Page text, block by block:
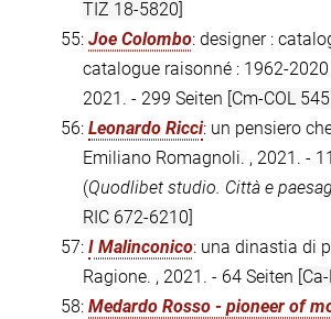
TIZ 18-5820]
55: Joe Colombo: designer :
catalogue raisonné : 1962-
2021. - 299 Seiten [Cm-COL
56: Leonardo Ricci: un pensiero
Emiliano Romagnoli. , 2021. -
(Quodlibet studio. Città e
RIC 672-6210]
57: I Malinconico: una dinastia di
Ragione. , 2021. - 64 Seiten
58: Medardo Rosso - pioneer of